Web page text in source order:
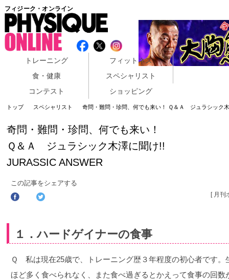
フィジーク・オンライン
トレーニング
フィットネス
食・健康
スペシャリスト
コンテスト
ショッピング
トップ スペシャリスト 奇問・難問・珍問、何でも来い！ Ｑ＆Ａ ジュラシック
奇問・難問・珍問、何でも来い！
Ｑ＆Ａ ジュラシック木澤に聞け!!
JURASSIC ANSWER
この記事をシェアする
[ 月刊
１．ハードゲイナーの食事
Ｑ 私は現在25歳で、トレーニング歴３年程度の初心者です。
ほど多く食べられなく、また食べ過ぎるとかえって食事の回